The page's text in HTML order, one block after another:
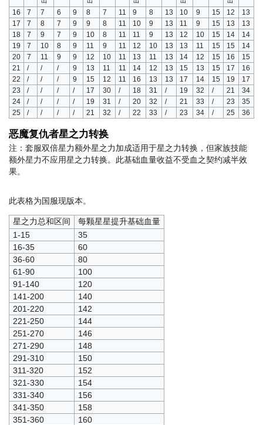
16
7 7 6 9 8 7 11 9 8 13 10 9 15 12
13
17
7 8 7 9 9 8 11 10 9 13 11 9 15 13
13
18
7 9 7 9 10 8 11 11 9 13 12 10 15 14
14
19
7 10 8 9 11 9 11 12 10 13 13 11 15 15
14
20
7 11 9 9 12 10 11 13 11 13 14 12 15 16
15
21
/ / / 9 13 11 11 14 12 13 15 13 15 17
16
22
/ / / 9 15 12 11 16 13 13 17 14 15 19
17
23
/ / / / 17 30 / 18 31 / 19 32 / 21
34
24
/ / / / 19 31 / 20 32 / 21 33 / 23
35
25
/ / / / 21 32 / 22 33 / 23 34 / 25 36
恶魔复仇者星之力转换
注：套服双倍星力额外星之力加成适用于星之力转换，但家族技能
额外星力不应用星之力转换。此基础血量收益不受血之契约减半效
果。
此表格为国服现版本。
星之力总和区间
每颗星星提升基础血量
1-15
35
16-35
60
36-60
80
61-90
100
91-140
120
141-200
140
201-220
142
221-250
144
251-270
146
271-290
148
291-310
150
311-320
152
321-330
154
331-340
156
341-350
158
351-360
160